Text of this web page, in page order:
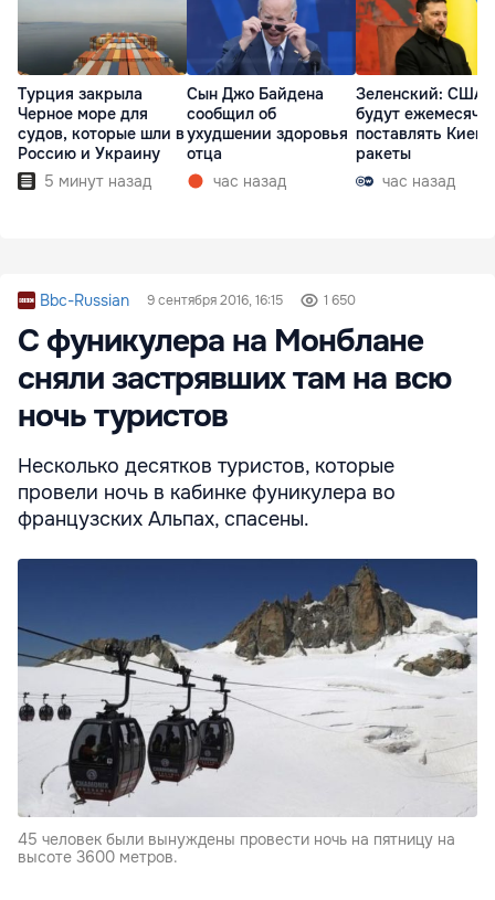
Турция закрыла
Черное море для
судов, которые шли в
Россию и Украину
5 минут назад
Сын Джо Байдена
сообщил об
ухудшении здоровья
отца
час назад
Зеленский: США
будут
поставлять Киеву
ракеты
час назад
Bbc-Russian 9 сентября 2016, 16:15 1 650
С фуникулера на Монблане
сняли застрявших там на всю
ночь туристов
Несколько десятков туристов, которые
провели ночь в кабинке фуникулера во
французских Альпах, спасены.
45 человек были вынуждены провести ночь на пятницу на
высоте 3600 метров.